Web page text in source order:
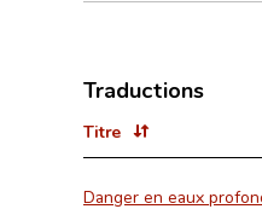
Traductions
Titre
Danger en eaux